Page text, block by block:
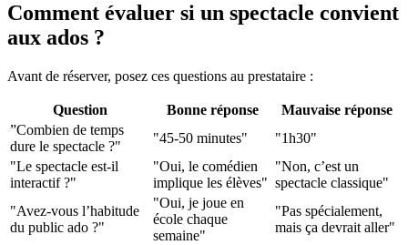
Comment évaluer si un spectacle convient
aux ados ?
Avant de réserver, posez ces questions au prestataire :
Question Bonne réponse
Mauvaise réponse
”Combien de temps
dure le spectacle ?"
"45-50 minutes"
"1h30"
"Le spectacle est-il
interactif ?"
"Oui, le comédien
implique les élèves"
"Non, c’est un
spectacle classique"
"Avez-vous l’habitude
du public ado ?"
"Oui, je joue en
école chaque
semaine"
"Pas spécialement,
mais ça devrait aller"